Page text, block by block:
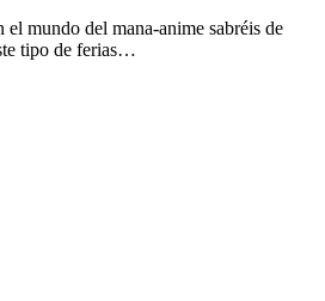
el mundo del mana-anime sabréis de
tipo de ferias…